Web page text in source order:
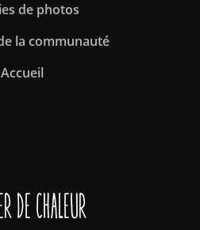
de photos
la communauté
Accueil
de Chaleur